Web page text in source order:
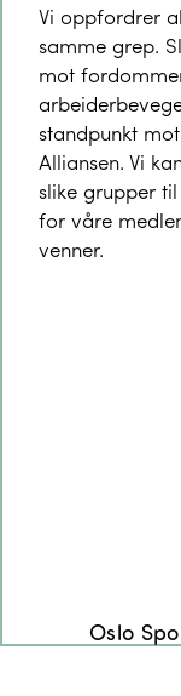
Vi oppfordrer
samme grep.
mot
standpunkt
Alliansen. Vi
slike grupper
for våre
venner.